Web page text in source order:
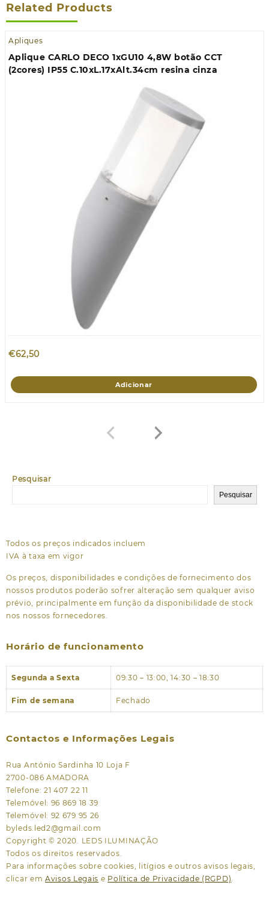
Pesquisar
Pesquisar
Related Products
Apliques
Aplique CARLO DECO 1xGU10 4,8W botão CCT
(2cores) IP55 C.10xL.17xAlt.34cm resina cinza
€62,50
Adicionar
Todos os preços indicados incluem
IVA à taxa em vigor
Os preços, disponibilidades e condições de fornecimento dos
nossos produtos poderão sofrer alteração sem qualquer aviso
prévio, principalmente em função da disponibilidade de stock
nos nossos fornecedores.
Horário de funcionamento
Segunda a Sexta 09:30 – 13:00, 14:30 – 18:30
Fim de semana Fechado
Contactos e Informações Legais
Rua António Sardinha 10 Loja F
2700-086 AMADORA
Telefone: 21 407 22 11
Telemóvel: 96 869 18 39
Telemóvel: 92 679 95 26
byleds.led2@gmail.com
Copyright © 2020. LEDS ILUMINAÇÃO
Todos os direitos reservados.
Para informações sobre cookies, litígios e outros avisos legais,
clicar em Avisos Legais e Política de Privacidade (RGPD)